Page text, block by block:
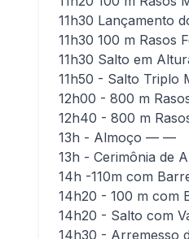
11h30 Lançamento
11h30 100 m Rasos
11h30 Salto em
11h50 - Salto Triplo
12h00 - 800 m
12h40 - 800 m
13h - Almoço — —
13h - Cerimônia de
14h -110m com
14h20 - 100 m com
14h20 - Salto com
14h30 - Arremesso